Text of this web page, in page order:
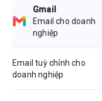
Gmail
Email cho doanh
nghiệp
Email tuỳ chỉnh cho
doanh nghiệp